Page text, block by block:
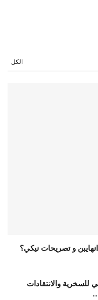
الكل
و تصريحات نيكي؟
للسخرية والانتقادات